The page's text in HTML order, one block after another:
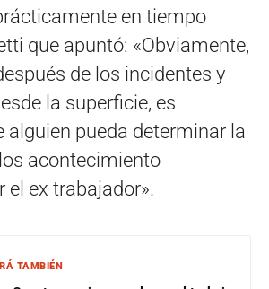
en tiempo
que apuntó: «Obviamente,
de los incidentes y
la superficie, es
alguien pueda determinar la
acontecimiento
el ex trabajador».
TAMBIÉN